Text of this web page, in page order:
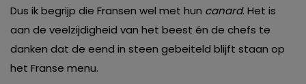
Dus ik begrijp die Fransen wel met hun canard. Het is
aan de veelzijdigheid van het beest én de chefs te
danken dat de eend in steen gebeiteld blijft staan op
het Franse menu.